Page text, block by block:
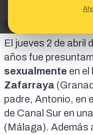
En corto:
El jueves 2 de abril
años fue
sexualmente en el
Zafarraya
padre, Antonio, en el
de Canal Sur en
(Málaga). Además